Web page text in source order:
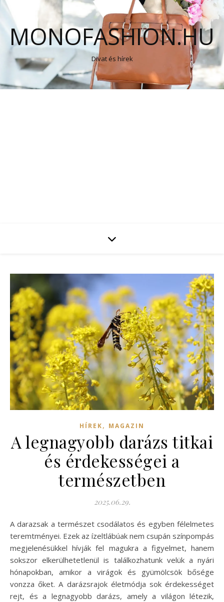
MONOFASHION.HU
Divat és hírek
HÍREK, MAGAZIN
A legnagyobb darázs titkai
és érdekességei a
természetben
2025.06.29.
A darazsak a természet csodálatos és egyben félelmetes
teremtményei. Ezek az ízeltlábúak nem csupán színpompás
megjelenésükkel hívják fel magukra a figyelmet, hanem
sokszor elkerülhetetlenül is találkozhatunk velük a nyári
hónapokban, amikor a virágok és gyümölcsök bősége
vonzza őket. A darázsrajok életmódja sok érdekességet
rejt, és a legnagyobb darázs, amely a világon létezik,